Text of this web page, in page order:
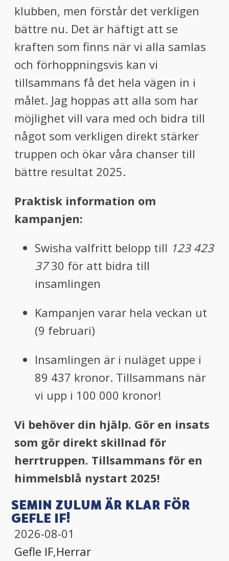
klubben, men förstår det verkligen
bättre nu. Det är häftigt att se
kraften som finns när vi alla samlas
och förhoppningsvis kan vi
tillsammans få det hela vägen in i
målet. Jag hoppas att alla som har
möjlighet vill vara med och bidra till
något som verkligen direkt stärker
truppen och ökar våra chanser till
bättre resultat 2025.
Praktisk information om
kampanjen:
Swisha valfritt belopp till 123 423
3730 för att bidra till
insamlingen
Kampanjen varar hela veckan ut
(9 februari)
Insamlingen är i nuläget uppe i
89 437 kronor. Tillsammans när
vi upp i 100 000 kronor!
Vi behöver din hjälp. Gör en insats
som gör direkt skillnad för
herrtruppen. Tillsammans för en
himmelsblå nystart 2025!
SEMIN ZULUM ÄR KLAR FÖR
GEFLE IF!
2026-08-01
Gefle IF,Herrar